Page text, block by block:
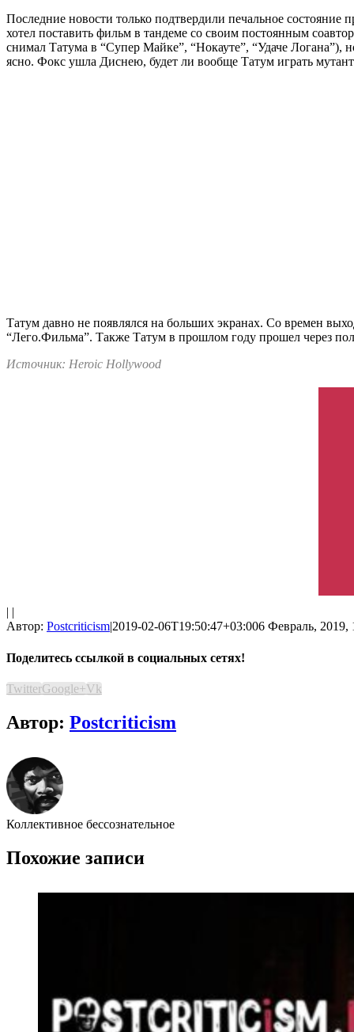
Последние новости только подтвердили печальное
хотел поставить фильм в тандеме со своим постоянным
снимал Татума в “Супер Майке”, “Нокауте”, “Удаче Логана”),
ясно. Фокс ушла Диснею, будет ли вообще Татум играть
Татум давно не появлялся на больших экранах. Со времен
“Лего.Фильма”. Также Татум в прошлом году прошел через
Источник: Heroic Hollywood
| |
Автор: Postcriticism|2019-02-06T19:50:47+03:006 Февраль, 2019,
Поделитесь ссылкой в социальных сетях!
TwitterGoogle+Vk
Автор: Postcriticism
Коллективное бессознательное
Похожие записи